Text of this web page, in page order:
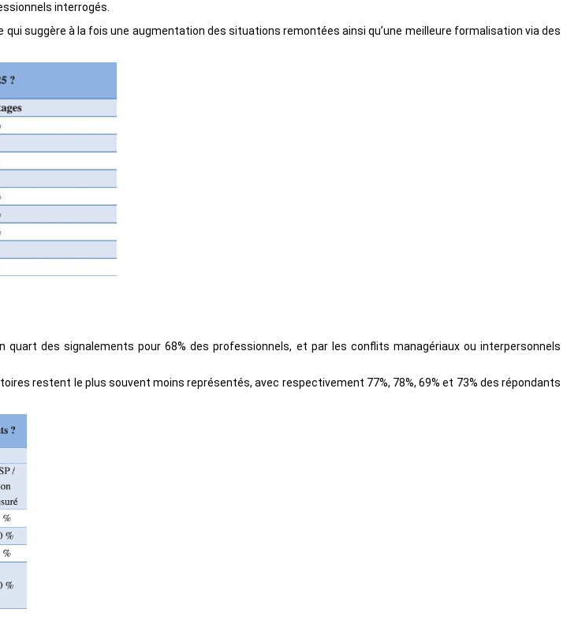
interrogés.
suggère à la fois une augmentation des situations remontées ainsi qu’une meilleure formalisation via des
des signalements pour 68% des professionnels, et par les conflits managériaux ou interpersonnels
restent le plus souvent moins représentés, avec respectivement 77%, 78%, 69% et 73% des répondants